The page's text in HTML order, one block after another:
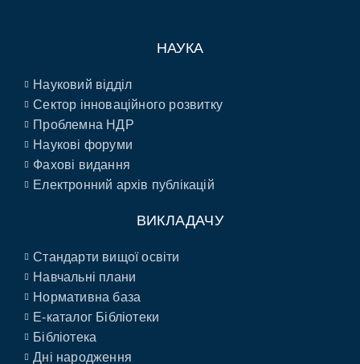
НАУКА
Науковий відділ
Сектор інноваційного розвитку
Проблемна НДР
Наукові форуми
Фахові видання
Електронний архів публікацій
ВИКЛАДАЧУ
Стандарти вищої освіти
Навчальні плани
Нормативна база
E-каталог Бібліотеки
Бібліотека
Дні народження